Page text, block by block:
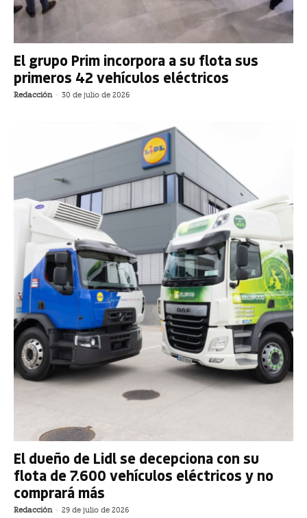
El grupo Prim incorpora a su flota sus
primeros 42 vehículos eléctricos
Redacción - 30 de julio de 2026
El dueño de Lidl se decepciona con su
flota de 7.600 vehículos eléctricos y no
comprará más
Redacción - 29 de julio de 2026